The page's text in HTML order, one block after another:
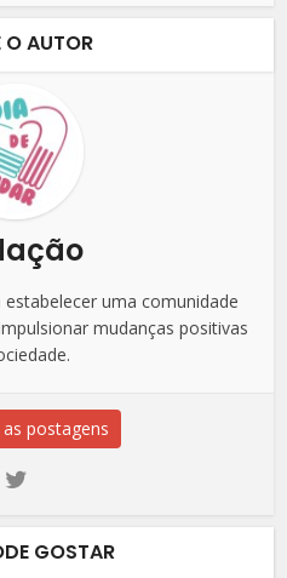
O AUTOR
uma comunidade
mudanças positivas
postagens
GOSTAR